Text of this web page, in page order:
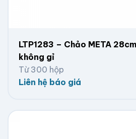
LTP1283 – Chảo META
không gỉ
Từ 300 hộp
Liên hệ báo giá